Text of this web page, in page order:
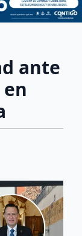
ante